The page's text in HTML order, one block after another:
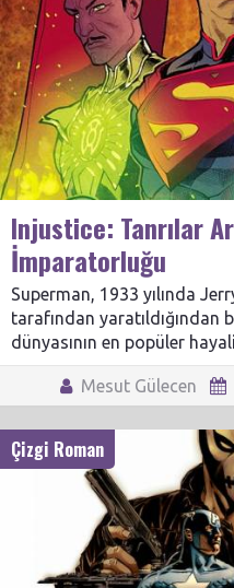
Injustice: Tanrılar
İmparatorluğu
Superman, 1933 yılında
tarafından
dünyasının en popüler
Mesut Gülecen
Çizgi Roman